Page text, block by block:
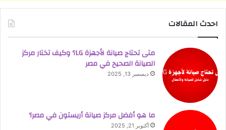
احدث المقالات
متى تحتاج صيانة لأجهزة LG؟ وكيف تختار مركز
الصيانة الصحيح في مصر
ديسمبر 13, 2025
ما هو أفضل مركز صيانة أريستون في مصر؟
أكتوبر 21, 2025